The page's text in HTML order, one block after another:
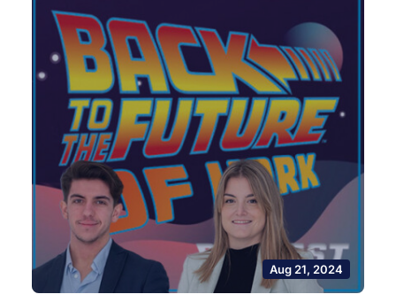
Aug 21, 2024